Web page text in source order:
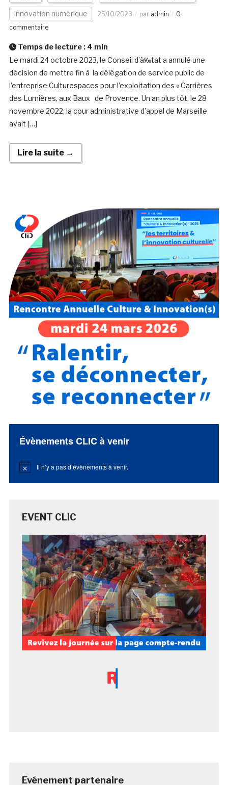
Innovation numérique 25/10/2023 par admin
0
commentaire
Temps de lecture : 4 min
Le mardi 24 octobre 2023, le Conseil d’à‰tat a annulé une
décision de mettre fin à la délégation de service public de
l’entreprise Culturespaces pour l’exploitation des « Carrières
des Lumières, aux Baux de Provence. Un an plus tôt, le 28
novembre 2022, la cour administrative d’appel de Marseille
avait […]
Lire la suite →
Évènements CLIC à venir
Notice Il n’y a pas d’évènements à venir.
EVENT CLIC
Evénement partenaire